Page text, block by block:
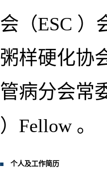
会（ESC ）
粥样硬化协
管病分会常
）Fellow 。
个人及工作简历